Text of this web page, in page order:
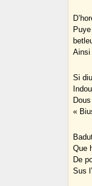
Ainsi
Si
«
Que
De
Sus